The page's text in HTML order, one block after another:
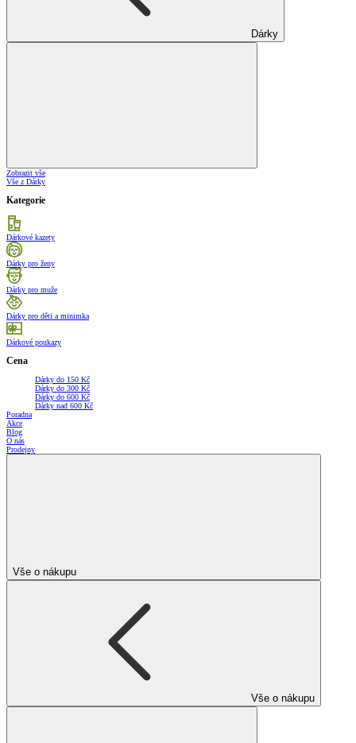
Dárky
Zobrazit vše
Vše z Dárky
Kategorie
Dárkové kazety
Dárky pro ženy
Dárky pro muže
Dárky pro děti a minimka
Dárkové poukazy
Cena
Dárky do 150 Kč
Dárky do 300 Kč
Dárky do 600 Kč
Dárky nad 600 Kč
Poradna
Akce
Blog
O nás
Prodejny
Vše o nákupu
Vše o nákupu